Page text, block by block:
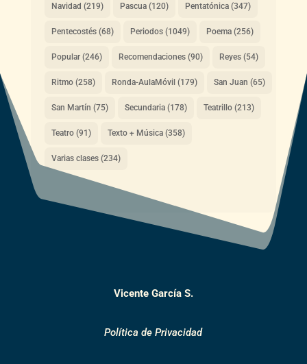
Navidad (219) Pascua(120) Pentatónica(347)
Pentecostés(68) Periodos(1049) Poema(256)
Popular(246) Recomendaciones(90) Reyes(54)
Ritmo(258) Ronda-AulaMóvil(179) San Juan (65)
San Martín (75) Secundaria(178) Teatrillo(213)
Teatro(91) Texto + Música(358)
Varias clases(234)
Vicente García S.
Política de Privacidad